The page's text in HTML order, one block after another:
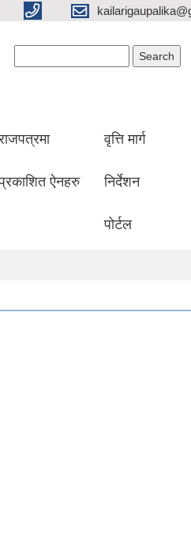
ऐनहरु
वृत्ति मार्ग
निर्देशन
पोर्टल